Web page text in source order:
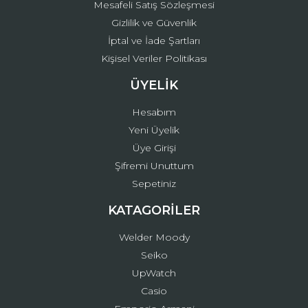
Mesafeli Satış Sözleşmesi
Gizlilik ve Güvenlik
İptal ve İade Şartları
Kişisel Veriler Politikası
ÜYELİK
Hesabım
Yeni Üyelik
Üye Girişi
Şifremi Unuttum
Sepetiniz
KATAGORİLER
Welder Moody
Seiko
UpWatch
Casio